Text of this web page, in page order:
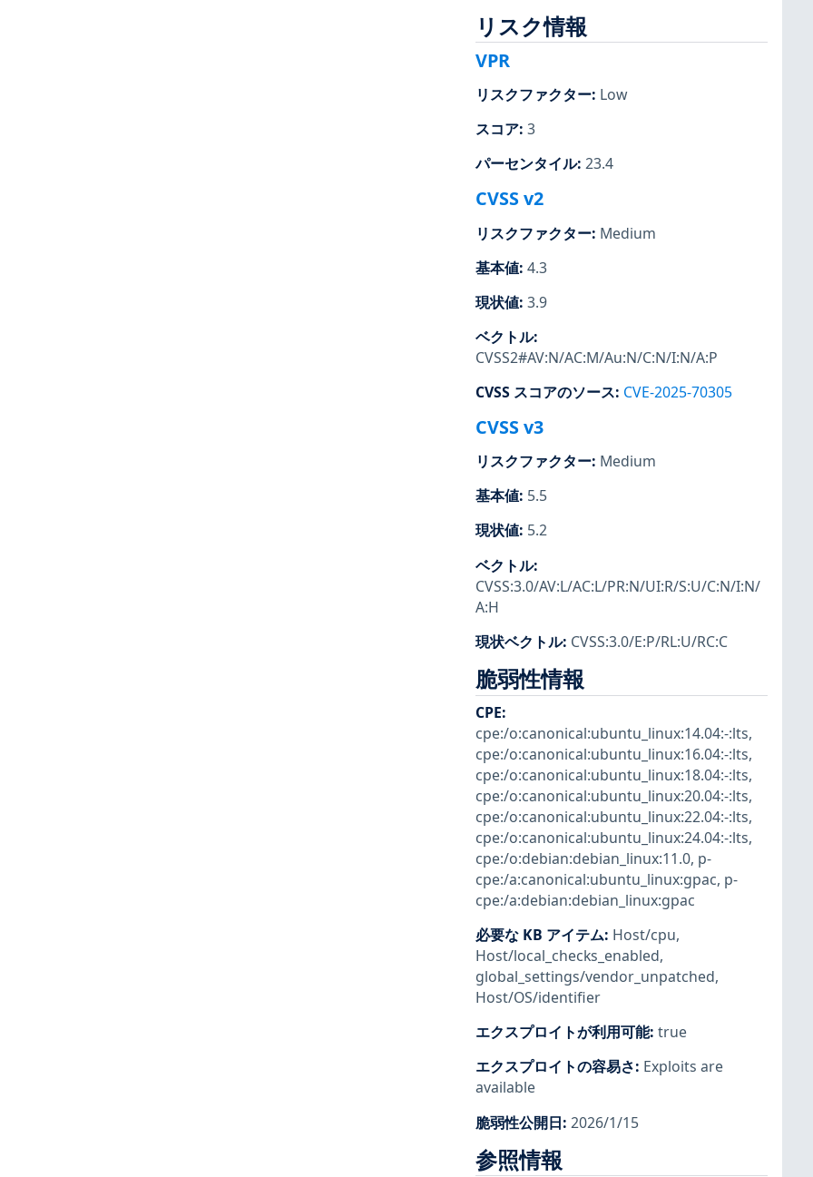
リスク情報
VPR
リスクファクター: Low
スコア: 3
パーセンタイル: 23.4
CVSS v2
リスクファクター: Medium
基本値: 4.3
現状値: 3.9
ベクトル:
CVSS2#AV:N/AC:M/Au:N/C:N/I:N/A:P
CVSS スコアのソース: CVE-2025-70305
CVSS v3
リスクファクター: Medium
基本値: 5.5
現状値: 5.2
ベクトル:
CVSS:3.0/AV:L/AC:L/PR:N/UI:R/S:U/C:N/I:N/
A:H
現状ベクトル: CVSS:3.0/E:P/RL:U/RC:C
脆弱性情報
CPE:
cpe:/o:canonical:ubuntu_linux:14.04:-:lts,
cpe:/o:canonical:ubuntu_linux:16.04:-:lts,
cpe:/o:canonical:ubuntu_linux:18.04:-:lts,
cpe:/o:canonical:ubuntu_linux:20.04:-:lts,
cpe:/o:canonical:ubuntu_linux:22.04:-:lts,
cpe:/o:canonical:ubuntu_linux:24.04:-:lts,
cpe:/o:debian:debian_linux:11.0, p-
cpe:/a:canonical:ubuntu_linux:gpac, p-
cpe:/a:debian:debian_linux:gpac
必要な KB アイテム: Host/cpu,
Host/local_checks_enabled,
global_settings/vendor_unpatched,
Host/OS/identifier
エクスプロイトが利用可能: true
エクスプロイトの容易さ: Exploits are
available
脆弱性公開日: 2026/1/15
参照情報